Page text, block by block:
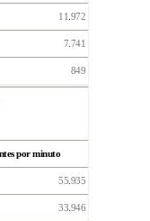
11 972
7 741
849
por minuto
55 935
33 946